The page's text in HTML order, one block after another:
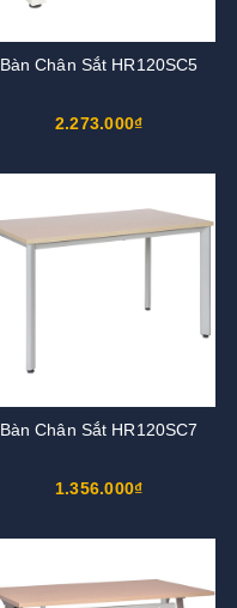
Bàn Chân Sắt HR120SC5
2.273.000₫
Bàn Chân Sắt HR120SC7
1.356.000₫